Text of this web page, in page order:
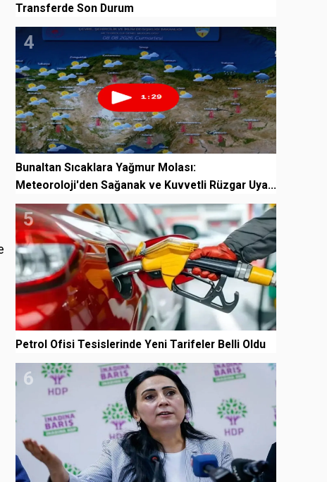
Transferde Son Durum
4
Bunaltan Sıcaklara Yağmur Molası:
Meteoroloji'den Sağanak ve Kuvvetli Rüzgar Uya...
5
Petrol Ofisi Tesislerinde Yeni Tarifeler Belli Oldu
6